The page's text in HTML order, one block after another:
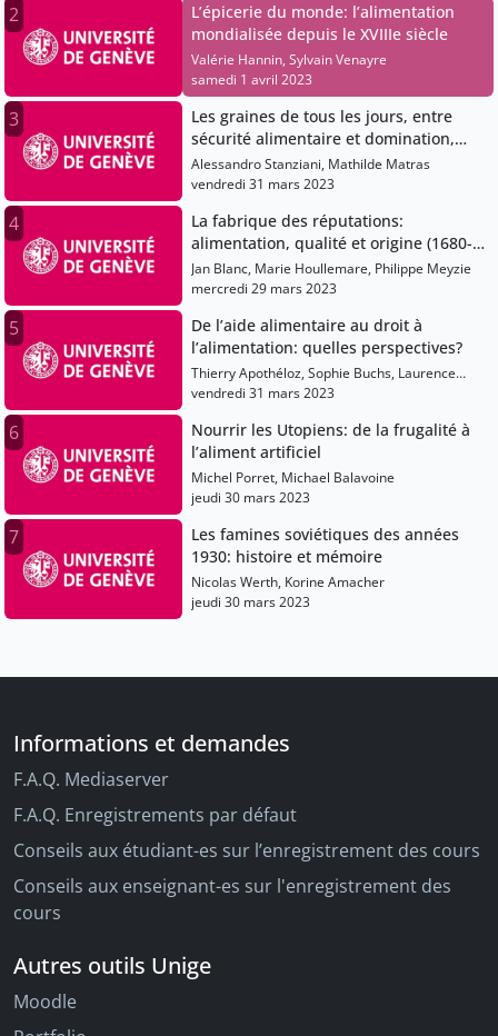
2
L’épicerie du monde: l’alimentation
mondialisée depuis le XVIIIe siècle
Valérie Hannin, Sylvain Venayre
samedi 1 avril 2023
3
Les graines de tous les jours, entre
sécurité alimentaire et domination,
XVIIe-XXIe siècle
Alessandro Stanziani, Mathilde Matras
vendredi 31 mars 2023
4
La fabrique des réputations:
alimentation, qualité et origine (1680-
1830)
Jan Blanc, Marie Houllemare, Philippe Meyzie
mercredi 29 mars 2023
5
De l’aide alimentaire au droit à
l’alimentation: quelles perspectives?
Thierry Apothéloz, Sophie Buchs, Laurence
Ossipow, Magali Ramel, Anne-Laure Counilh
vendredi 31 mars 2023
6
Nourrir les Utopiens: de la frugalité à
l’aliment artificiel
Michel Porret, Michael Balavoine
jeudi 30 mars 2023
7
Les famines soviétiques des années
1930: histoire et mémoire
Nicolas Werth, Korine Amacher
jeudi 30 mars 2023
Informations et demandes
F.A.Q. Mediaserver
F.A.Q. Enregistrements par défaut
Conseils aux étudiant-es sur l’enregistrement des cours
Conseils aux enseignant-es sur l'enregistrement des
cours
Autres outils Unige
Moodle